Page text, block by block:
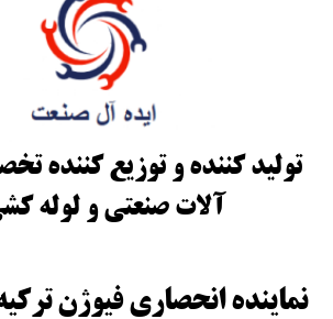
تولید کننده و توزیع کننده
آلات صنعتی و لوله
​نماینده انحصاری فیوژن